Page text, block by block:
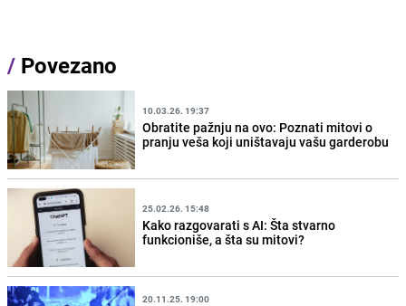
/ Povezano
10.03.26. 19:37
Obratite pažnju na ovo: Poznati mitovi o
pranju veša koji uništavaju vašu garderobu
25.02.26. 15:48
Kako razgovarati s AI: Šta stvarno
funkcioniše, a šta su mitovi?
20.11.25. 19:00